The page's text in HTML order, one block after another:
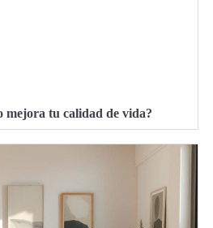
mejora tu calidad de vida?